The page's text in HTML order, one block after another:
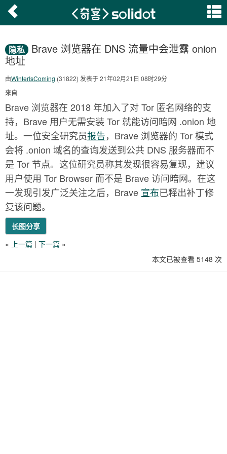
隐私
Brave 浏览器在 DNS 流量中会泄露 onion
地址
由WinterIsComing (31822) 发表于 21年02月21日 08时29分
来自
Brave 浏览器在 2018 年加入了对 Tor 匿名网络的支
持，Brave 用户无需安装 Tor 就能访问暗网 .onion 地
址。一位安全研究员报告，Brave 浏览器的 Tor 模式
会将 .onion 域名的查询发送到公共 DNS 服务器而不
是 Tor 节点。这位研究员称其发现很容易复现，建议
用户使用 Tor Browser 而不是 Brave 访问暗网。在这
一发现引发广泛关注之后，Brave 宣布已释出补丁修
复该问题。
长图分享
« 上一篇 | 下一篇 »
本文已被查看 5148 次